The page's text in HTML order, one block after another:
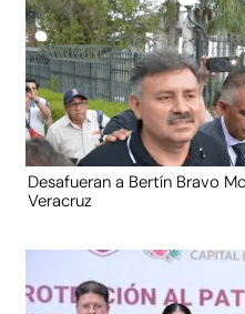
Desafueran a Bertín Bravo
Veracruz